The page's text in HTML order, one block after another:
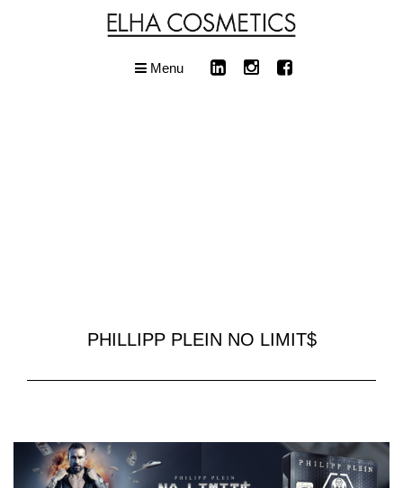
Menu
PHILLIPP PLEIN NO LIMIT$